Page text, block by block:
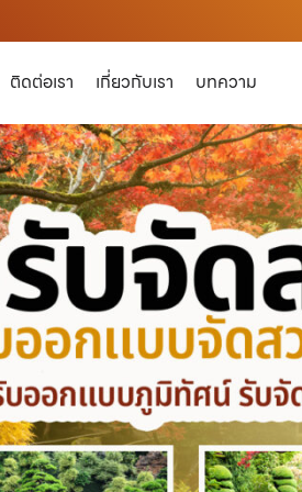
ติดต่อเรา เกี่ยวกับเรา บทความ